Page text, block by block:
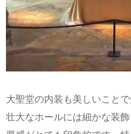
大聖堂の内装も美しいこと
壮大なホールには細かな装